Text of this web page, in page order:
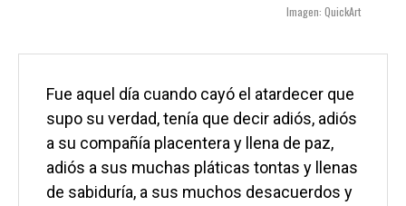
Imagen: QuickArt
Fue aquel día cuando cayó el atardecer que
supo su verdad, tenía que decir adiós, adiós
a su compañía placentera y llena de paz,
adiós a sus muchas pláticas tontas y llenas
de sabiduría, a sus muchos desacuerdos y